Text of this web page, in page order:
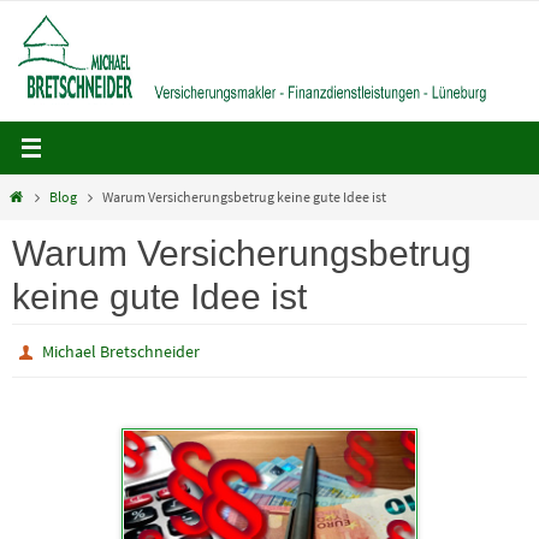
Inhalt
springen
HomeBlog Warum Versicherungsbetrug keine gute Idee ist
Warum Versicherungsbetrug
keine gute Idee ist
Michael Bretschneider